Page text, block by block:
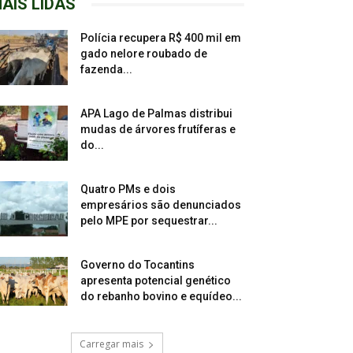
LIDAS
Polícia recupera R$ 400 mil em
gado nelore roubado de
fazenda...
APA Lago de Palmas distribui
mudas de árvores frutíferas e
do...
Quatro PMs e dois
empresários são denunciados
pelo MPE por sequestrar...
Governo do Tocantins
apresenta potencial genético
do rebanho bovino e equídeo...
Carregar mais